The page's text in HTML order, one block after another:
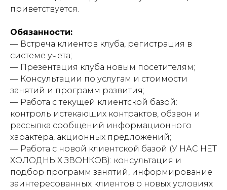
приветствуется.
Обязанности:
— Встреча клиентов клуба, регистрация в
системе учета;
— Презентация клуба новым посетителям;
— Консультации по услугам и стоимости
занятий и программ развития;
— Работа с текущей клиентской базой:
контроль истекающих контрактов, обзвон и
рассылка сообщений информационного
характера, акционных предложений;
— Работа с новой клиентской базой (У НАС НЕТ
ХОЛОДНЫХ ЗВОНКОВ): консультация и
подбор программ занятий, информирование
заинтересованных клиентов о новых условиях